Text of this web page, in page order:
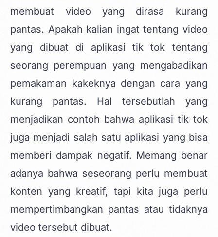
membuat video yang dirasa kurang
pantas. Apakah kalian ingat tentang video
yang dibuat di aplikasi tik tok tentang
seorang perempuan yang mengabadikan
pemakaman kakeknya dengan cara yang
kurang pantas. Hal tersebutlah yang
menjadikan contoh bahwa aplikasi tik tok
juga menjadi salah satu aplikasi yang bisa
memberi dampak negatif. Memang benar
adanya bahwa seseorang perlu membuat
konten yang kreatif, tapi kita juga perlu
mempertimbangkan pantas atau tidaknya
video tersebut dibuat.